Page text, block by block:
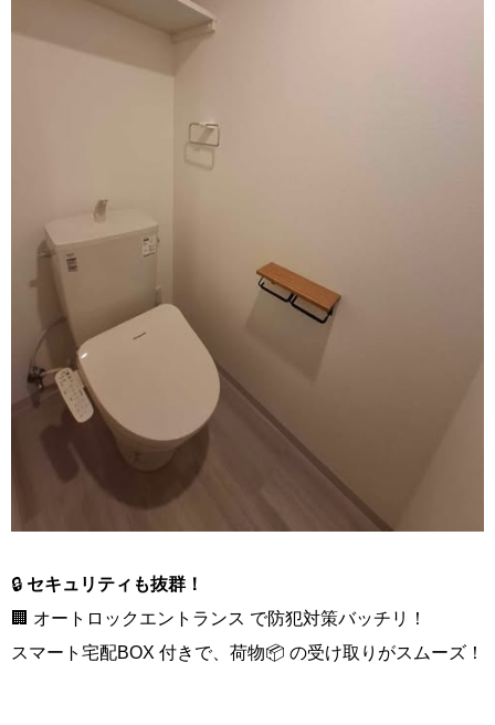
🔒 セキュリティも抜群！
🏢 オートロックエントランス で防犯対策バッチリ！
スマート宅配BOX 付きで、荷物📦 の受け取りがスムーズ！